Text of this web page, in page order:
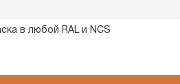
в любой RAL и NCS